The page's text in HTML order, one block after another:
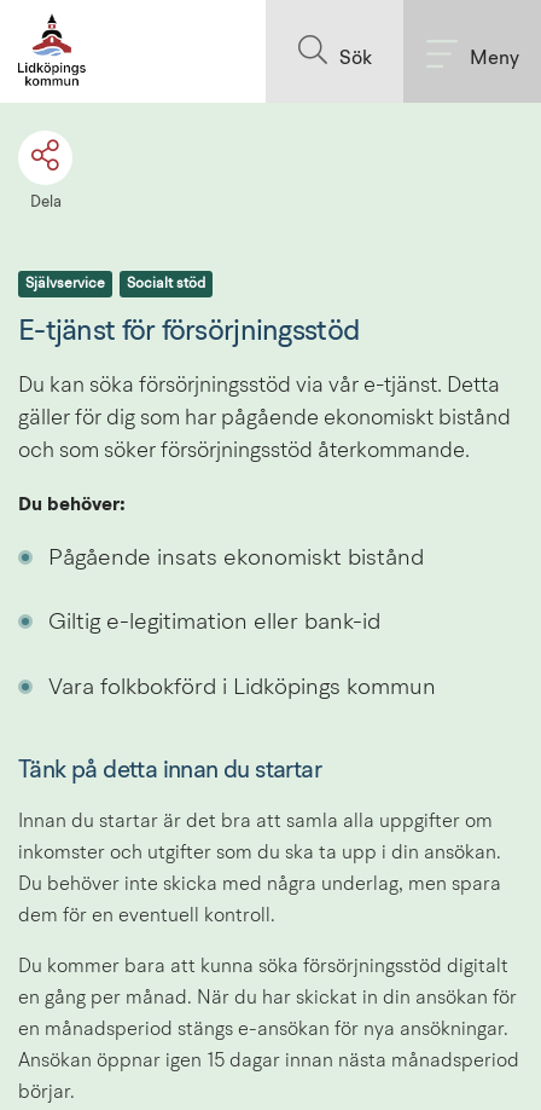
Sök Meny
Dela
Självservice Socialt stöd
E-tjänst för försörjningsstöd
Du kan söka försörjningsstöd via vår e-tjänst. Detta
gäller för dig som har pågående ekonomiskt bistånd
och som söker försörjningsstöd återkommande.
Du behöver:
Pågående insats ekonomiskt bistånd
Giltig e-legitimation eller bank-id
Vara folkbokförd i Lidköpings kommun
Tänk på detta innan du startar
Innan du startar är det bra att samla alla uppgifter om
inkomster och utgifter som du ska ta upp i din ansökan.
Du behöver inte skicka med några underlag, men spara
dem för en eventuell kontroll.
Du kommer bara att kunna söka försörjningsstöd digitalt
en gång per månad. När du har skickat in din ansökan för
en månadsperiod stängs e-ansökan för nya ansökningar.
Ansökan öppnar igen 15 dagar innan nästa månadsperiod
börjar.